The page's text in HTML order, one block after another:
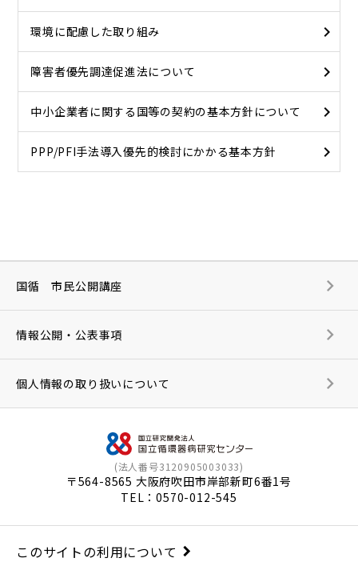
環境に配慮した取り組み
障害者優先調達促進法について
中小企業者に関する国等の契約の基本方針について
PPP/PFI手法導入優先的検討にかかる基本方針
(法人番号3120905003033)
〒564-8565 大阪府吹田市岸部新町6番1号
TEL：0570-012-545
国循 市民公開講座
情報公開・公表事項
個人情報の取り扱いについて
このサイトの利用について